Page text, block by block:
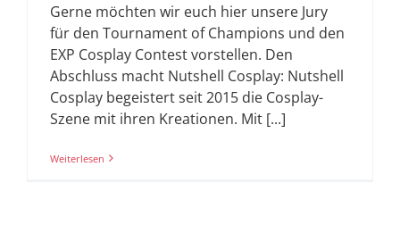
Gerne möchten wir euch hier unsere Jury
für den Tournament of Champions und den
EXP Cosplay Contest vorstellen. Den
Abschluss macht Nutshell Cosplay: Nutshell
Cosplay begeistert seit 2015 die Cosplay-
Szene mit ihren Kreationen. Mit [...]
Weiterlesen